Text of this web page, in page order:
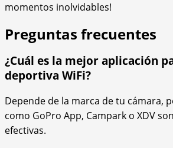
momentos inolvidables!
Preguntas frecuentes
¿Cuál es la mejor aplicación
deportiva WiFi?
Depende de la marca de tu cámara,
como GoPro App, Campark o XDV
efectivas.